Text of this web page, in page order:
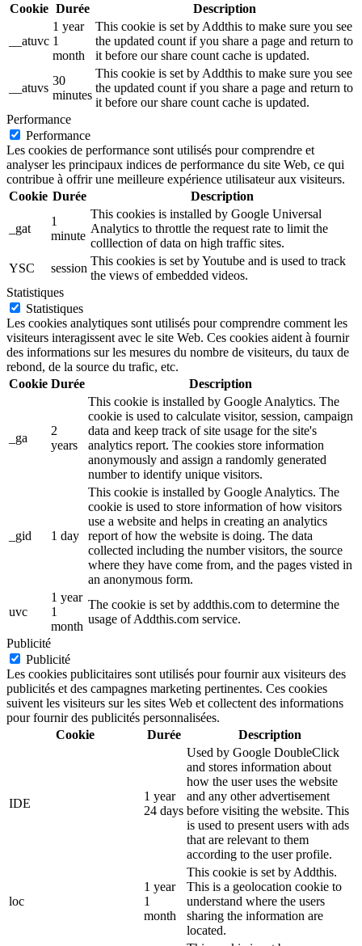
Cookie Durée Description
__atuvc
1 year
1
month
This cookie is set by Addthis to make sure you see
the updated count if you share a page and return to
it before our share count cache is updated.
__atuvs
30
minutes
This cookie is set by Addthis to make sure you see
the updated count if you share a page and return to
it before our share count cache is updated.
Performance
Performance
Les cookies de performance sont utilisés pour comprendre et
analyser les principaux indices de performance du site Web, ce qui
contribue à offrir une meilleure expérience utilisateur aux visiteurs.
Cookie Durée Description
_gat
1
minute
This cookies is installed by Google Universal
Analytics to throttle the request rate to limit the
colllection of data on high traffic sites.
YSC
session
This cookies is set by Youtube and is used to track
the views of embedded videos.
Statistiques
Statistiques
Les cookies analytiques sont utilisés pour comprendre comment les
visiteurs interagissent avec le site Web. Ces cookies aident à fournir
des informations sur les mesures du nombre de visiteurs, du taux de
rebond, de la source du trafic, etc.
Cookie Durée Description
_ga
2
years
This cookie is installed by Google Analytics. The
cookie is used to calculate visitor, session, campaign
data and keep track of site usage for the site's
analytics report. The cookies store information
anonymously and assign a randomly generated
number to identify unique visitors.
_gid 1 day
This cookie is installed by Google Analytics. The
cookie is used to store information of how visitors
use a website and helps in creating an analytics
report of how the website is doing. The data
collected including the number visitors, the source
where they have come from, and the pages visted in
an anonymous form.
uvc
1 year
1
month
The cookie is set by addthis.com to determine the
usage of Addthis.com service.
Publicité
Publicité
Les cookies publicitaires sont utilisés pour fournir aux visiteurs des
publicités et des campagnes marketing pertinentes. Ces cookies
suivent les visiteurs sur les sites Web et collectent des informations
pour fournir des publicités personnalisées.
Cookie
Durée Description
IDE
1 year
24 days
Used by Google DoubleClick
and stores information about
how the user uses the website
and any other advertisement
before visiting the website. This
is used to present users with ads
that are relevant to them
according to the user profile.
loc
1 year
1
month
This cookie is set by Addthis.
This is a geolocation cookie to
understand where the users
sharing the information are
located.